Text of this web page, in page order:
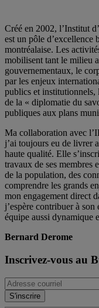
Créé en 2002, l’Institut
est un pôle d’excellence
montréalaise. Les
mobilisent tant le milieu
gouvernementaux, le
par les enjeux
publics et institutionnels,
de la « diplomatie du
publiques aux plans
Ma collaboration avec
j’ai toujours eu de livrer
haute qualité. Elle
travaux de ses membres
de la population, des
comprendre les grands
mon engagement direct
j’espère contribuer à son
équipe aussi dynamique
Bernard Derome
Inscrivez-vous au